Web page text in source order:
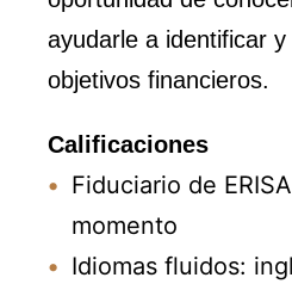
ayudarle a identificar
objetivos financieros.
Calificaciones
Fiduciario de
momento
Idiomas fluidos: